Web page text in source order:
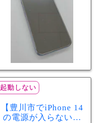
起動しない
【豊川市でiPhone 14
の電源が入らない修